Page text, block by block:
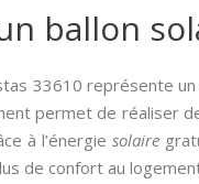
ballon
33610 représente
permet de réaliser
à l’énergie solaire
de confort au